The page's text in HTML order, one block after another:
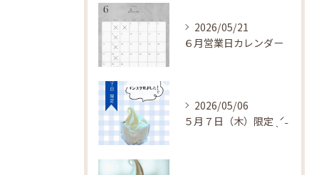
2026/05/21
６月営業日カレンダー
2026/05/06
５月７日（木）限定 ˎˊ˗